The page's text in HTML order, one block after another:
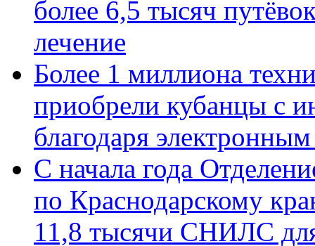
более 6,5 тысяч
лечение
Более 1 миллиона
приобрели кубанцы с
благодаря
С начала года
по Краснодарскому
11,8 тысячи СНИЛС